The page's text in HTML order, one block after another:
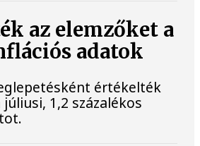
az elemzőket a
adatok
értékelték
1,2 százalékos